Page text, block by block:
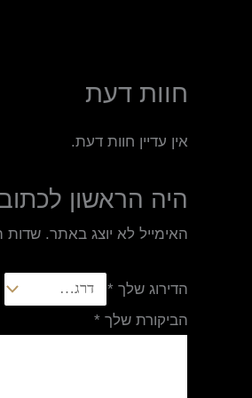
חוות דעת
אין עדיין חוות דעת.
היה הראשון
האימייל לא יוצג באתר. שדות
הדירוג שלך *
הביקורת שלך *